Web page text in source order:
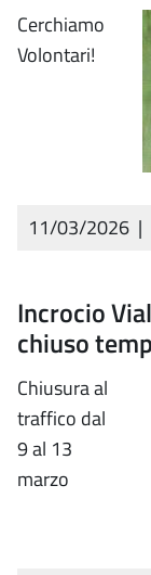
Cerchiamo
Volontari!
11/03/2026 |
Incrocio
chiuso
Chiusura al
traffico dal
9 al 13
marzo